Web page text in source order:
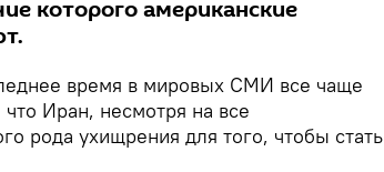
которого американские
время в мировых СМИ все чаще
Иран, несмотря на все
рода ухищрения для того, чтобы стать